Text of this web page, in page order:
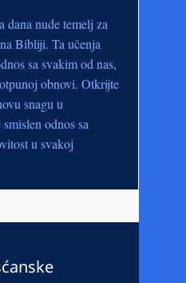
dana nude temelj za
Bibliji. Ta učenja
sa svakim od nas,
obnovi. Otkrijte
snagu u
odnos sa
u svakoj